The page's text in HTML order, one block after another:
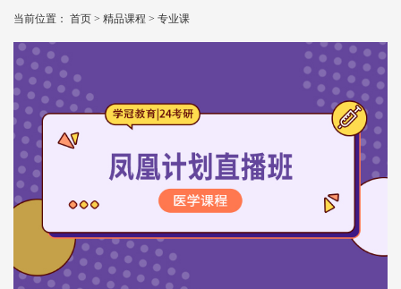
当前位置： 首页 > 精品课程 > 专业课